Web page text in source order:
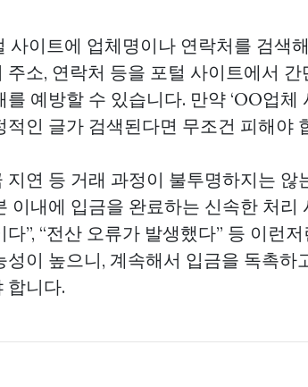
사이트에 업체명이나 연락처를 검색
주소, 연락처 등을 포털 사이트에서
를 예방할 수 있습니다. 만약 ‘OO업체
적인 글가 검색된다면 무조건 피해야
지연 등 거래 과정이 불투명하지는 않
이내에 입금을 완료하는 신속한 처리
다”, “전산 오류가 발생했다” 등 이런
성이 높으니, 계속해서 입금을 독촉하
합니다.